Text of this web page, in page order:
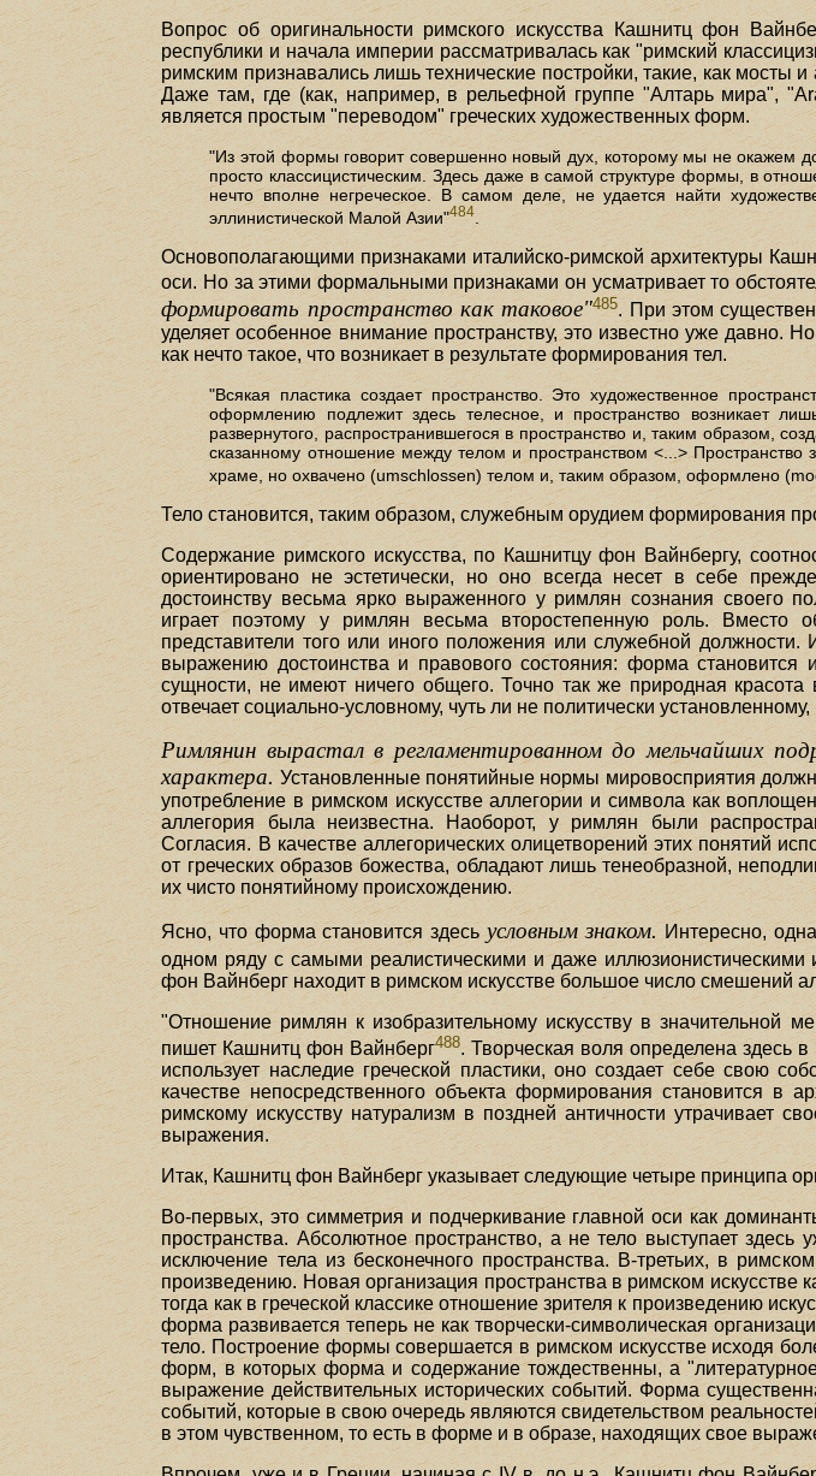
Вопрос об оригинальности римского искусства Кашнитц фон
республики и начала империи рассматривалась как "римский
римским признавались лишь технические постройки, такие, как мосты
Даже там, где (как, например, в рельефной группе "Алтарь мира",
является простым "переводом" греческих художественных форм.
"Из этой формы говорит совершенно новый дух, которому мы не окажем
просто классицистическим. Здесь даже в самой структуре формы, в
нечто вполне негреческое. В самом деле, не удается найти
эллинистической Малой Азии"484
Основополагающими признаками италийско-римской архитектуры
оси. Но за этими формальными признаками он усматривает то
формировать пространство как таковое"485. При этом
уделяет особенное внимание пространству, это известно уже давно.
как нечто такое, что возникает в результате формирования тел.
"Всякая пластика создает пространство. Это художественное
оформлению подлежит здесь телесное, и пространство возникает
развернутого, распространившегося в пространство и, таким образом,
сказанному отношение между телом и пространством <...> Пространство
храме, но охвачено (umschlossen) телом и, таким образом, оформлено
Тело становится, таким образом, служебным орудием формирования
Содержание римского искусства, по Кашнитцу фон Вайнбергу,
ориентировано не эстетически, но оно всегда несет в себе
достоинству весьма ярко выраженного у римлян сознания своего
играет поэтому у римлян весьма второстепенную роль. Вместо
представители того или иного положения или служебной
выражению достоинства и правового состояния: форма
сущности, не имеют ничего общего. Точно так же природная
отвечает социально-условному, чуть ли не политически
Римлянин вырастал в регламентированном до мельчайших
характера.Установленные понятийные нормы мировосприятия
употребление в римском искусстве аллегории и символа как
аллегория была неизвестна. Наоборот, у римлян были
Согласия. В качестве аллегорических олицетворений этих понятий
от греческих образов божества, обладают лишь тенеобразной,
их чисто понятийному происхождению.
Ясно, что форма становится здесьусловным знаком.Интересно,
одном ряду с самыми реалистическими и даже
фон Вайнберг находит в римском искусстве большое число смешений
"Отношение римлян к изобразительному искусству в
пишет Кашнитц фон Вайнберг488. Творческая воля определена здесь
использует наследие греческой пластики, оно создает себе свою
качестве непосредственного объекта формирования становится
римскому искусству натурализм в поздней античности утрачивает
выражения.
Итак, Кашнитц фон Вайнберг указывает следующие четыре принципа
Во-первых, это симметрия и подчеркивание главной оси как
пространства. Абсолютное пространство, а не тело выступает
исключение тела из бесконечного пространства. В-третьих, в
произведению. Новая организация пространства в римском искусстве
тогда как в греческой классике отношение зрителя к произведению
форма развивается теперь не как творчески-символическая
тело. Построение формы совершается в римском искусстве исходя
форм, в которых форма и содержание тождественны, а
выражение действительных исторических событий. Форма
событий, которые в свою очередь являются свидетельством
в этом чувственном, то есть в форме и в образе, находящих свое